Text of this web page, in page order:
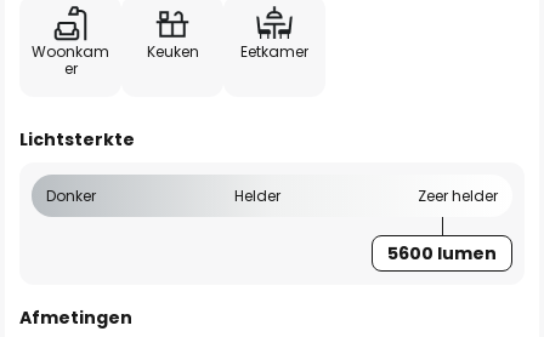
Woonkam
er
Keuken Eetkamer
Lichtsterkte
Donker Helder Zeer helder
5600 lumen
Afmetingen